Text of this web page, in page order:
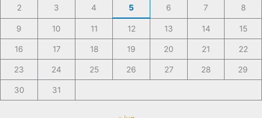
2 3 4 5 6 7 8
9 10 11 12 13 14 15
16 17 18 19 20 21 22
23 24 25 26 27 28 29
30 31